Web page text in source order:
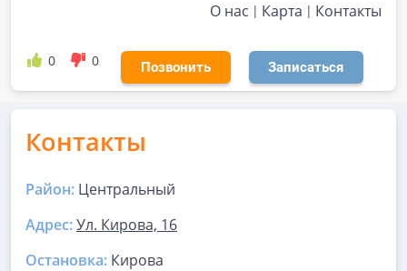
О нас Карта Контакты
0 0 Позвонить Записаться
Контакты
Район: Центральный
Адрес:Ул. Кирова, 16
Остановка: Кирова